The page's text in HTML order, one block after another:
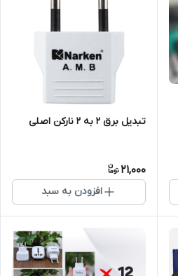
تبدیل برق 2 به 2 نارکن اصلی
21,000
افزودن به سبد